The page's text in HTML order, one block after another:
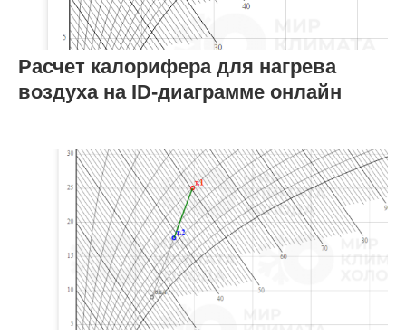
Расчет калорифера для нагрева
воздуха на ID-диаграмме онлайн